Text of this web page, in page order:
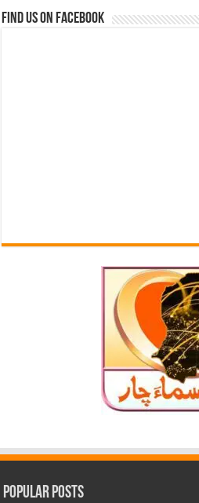
Find us on Facebook
Popular Posts